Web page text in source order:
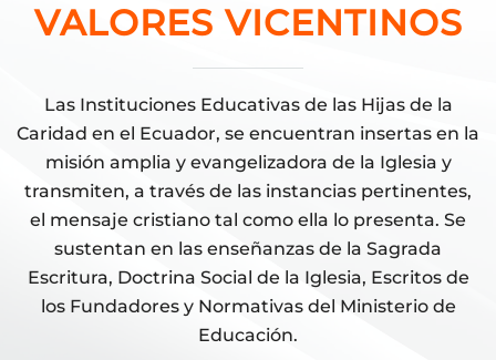
VALORES VICENTINOS
Las Instituciones Educativas de las Hijas de la
Caridad en el Ecuador, se encuentran insertas en la
misión amplia y evangelizadora de la Iglesia y
transmiten, a través de las instancias pertinentes,
el mensaje cristiano tal como ella lo presenta. Se
sustentan en las enseñanzas de la Sagrada
Escritura, Doctrina Social de la Iglesia, Escritos de
los Fundadores y Normativas del Ministerio de
Educación.